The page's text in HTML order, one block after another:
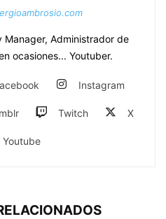
Manager, Administrador de
ocasiones... Youtuber.
Instagram
Twitch X
Youtube